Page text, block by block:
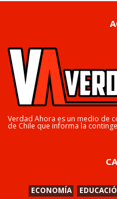
Verdad Ahora es un medio de
de Chile que informa la
ECONOMÍA